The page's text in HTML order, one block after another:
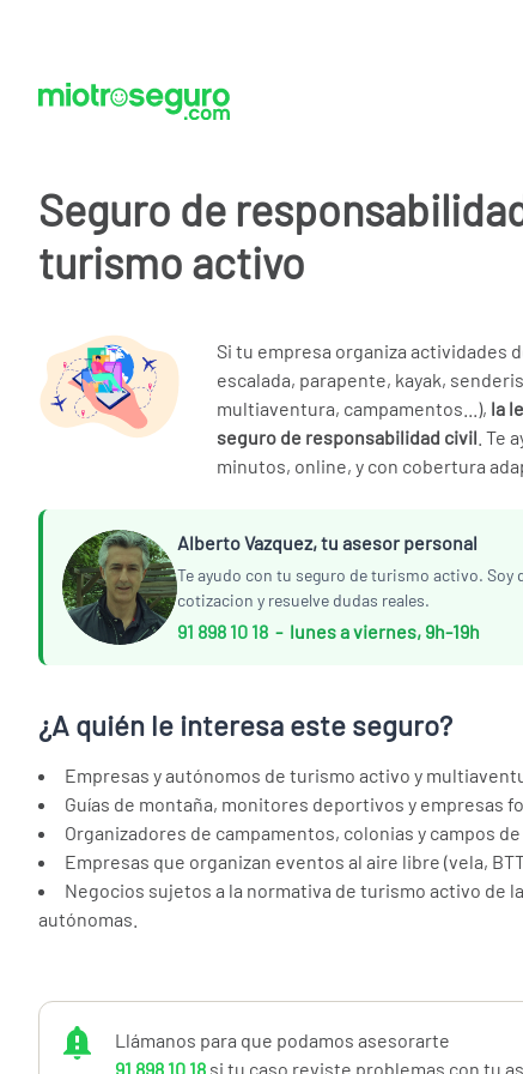
Seguro de
turismo activo
Si tu empresa organiza actividades
escalada, parapente, kayak,
multiaventura, campamentos...), la
seguro de responsabilidad civil . Te
minutos, online, y con cobertura
Alberto Vazquez, tu asesor personal
Te ayudo con tu seguro de turismo activo. Soy
cotizacion y resuelve dudas reales.
91 898 10 18 - lunes a viernes, 9h-19h
¿A quién le interesa este seguro?
Empresas y autónomos de turismo activo y
Guías de montaña, monitores deportivos y empresas
Organizadores de campamentos, colonias y campos de
Empresas que organizan eventos al aire libre (vela,
Negocios sujetos a la normativa de turismo activo de
autónomas.
Qué cubre tu póliza
Te protege frente a reclamaciones de terceros por daños
Llámanos para que podamos asesorarte
91 898 10 18 si tu caso reviste problemas con tu